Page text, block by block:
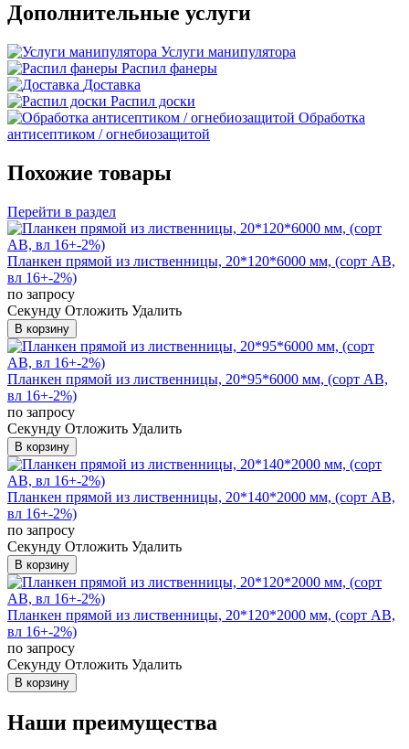
Дополнительные услуги
Услуги манипулятора
Распил фанеры
Доставка
Распил доски
Обработка
антисептиком / огнебиозащитой
Похожие товары
Перейти в раздел
Планкен прямой из лиственницы, 20*120*6000 мм, (сорт AB,
вл 16+-2%)
по запросу
Cекунду Отложить Удалить
В корзину
Планкен прямой из лиственницы, 20*95*6000 мм, (сорт AB,
вл 16+-2%)
по запросу
Cекунду Отложить Удалить
В корзину
Планкен прямой из лиственницы, 20*140*2000 мм, (сорт AB,
вл 16+-2%)
по запросу
Cекунду Отложить Удалить
В корзину
Планкен прямой из лиственницы, 20*120*2000 мм, (сорт AB,
вл 16+-2%)
по запросу
Cекунду Отложить Удалить
В корзину
Наши преимущества